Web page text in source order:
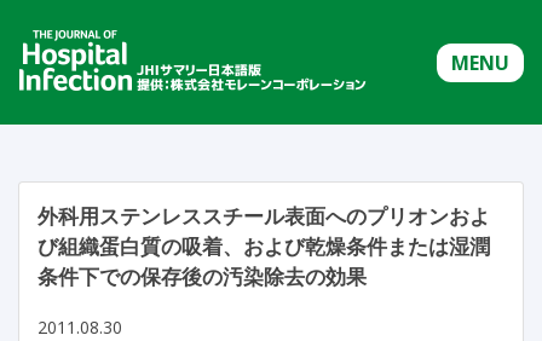
MENU
外科用ステンレススチール表面へのプリオンおよ
び組織蛋白質の吸着、および乾燥条件または湿潤
条件下での保存後の汚染除去の効果
2011.08.30